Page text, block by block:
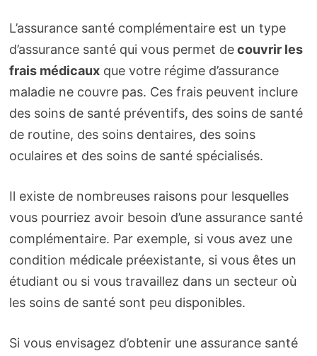
L’assurance santé complémentaire est un type
d’assurance santé qui vous permet decouvrir les
frais médicauxque votre régime d’assurance
maladie ne couvre pas. Ces frais peuvent inclure
des soins de santé préventifs, des soins de santé
de routine, des soins dentaires, des soins
oculaires et des soins de santé spécialisés.
Il existe de nombreuses raisons pour lesquelles
vous pourriez avoir besoin d’une assurance santé
complémentaire. Par exemple, si vous avez une
condition médicale préexistante, si vous êtes un
étudiant ou si vous travaillez dans un secteur où
les soins de santé sont peu disponibles.
Si vous envisagez d’obtenir une assurance santé